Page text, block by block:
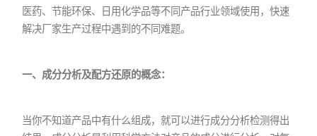
医药、节能环保、日用化学品等不同产品行业领域使用，快速
解决厂家生产过程中遇到的不同难题。
一、成分分析及配方还原的概念：
当你不知道产品中有什么组成，就可以进行成分分析检测得出